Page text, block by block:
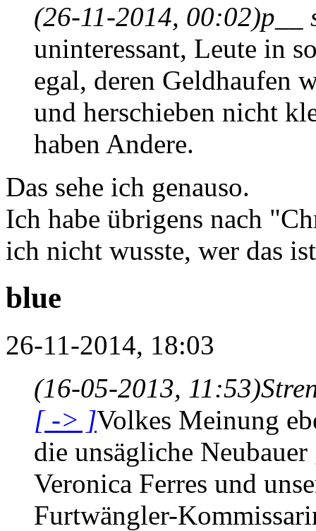
(26-11-2014, 00:02)p__
uninteressant, Leute in
egal, deren Geldhaufen
und herschieben nicht
haben Andere.
Das sehe ich genauso.
Ich habe übrigens nach
ich nicht wusste, wer das
blue
26-11-2014, 18:03
(16-05-2013, 11:53)
[ -> ]Volkes Meinung
die unsägliche
Veronica Ferres und
Furtwängler-